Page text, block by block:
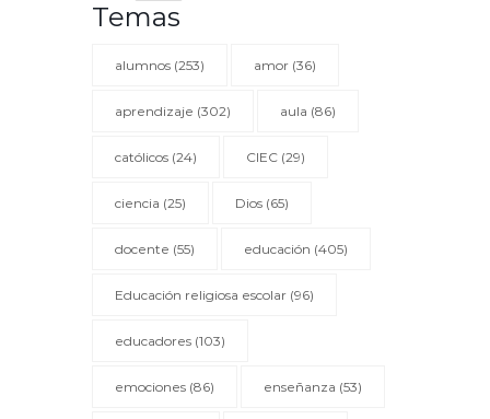
Temas
alumnos (253) amor (36)
aprendizaje (302) aula (86)
católicos (24) CIEC (29)
ciencia (25) Dios (65)
docente (55) educación (405)
Educación religiosa escolar (96)
educadores (103)
emociones (86) enseñanza (53)